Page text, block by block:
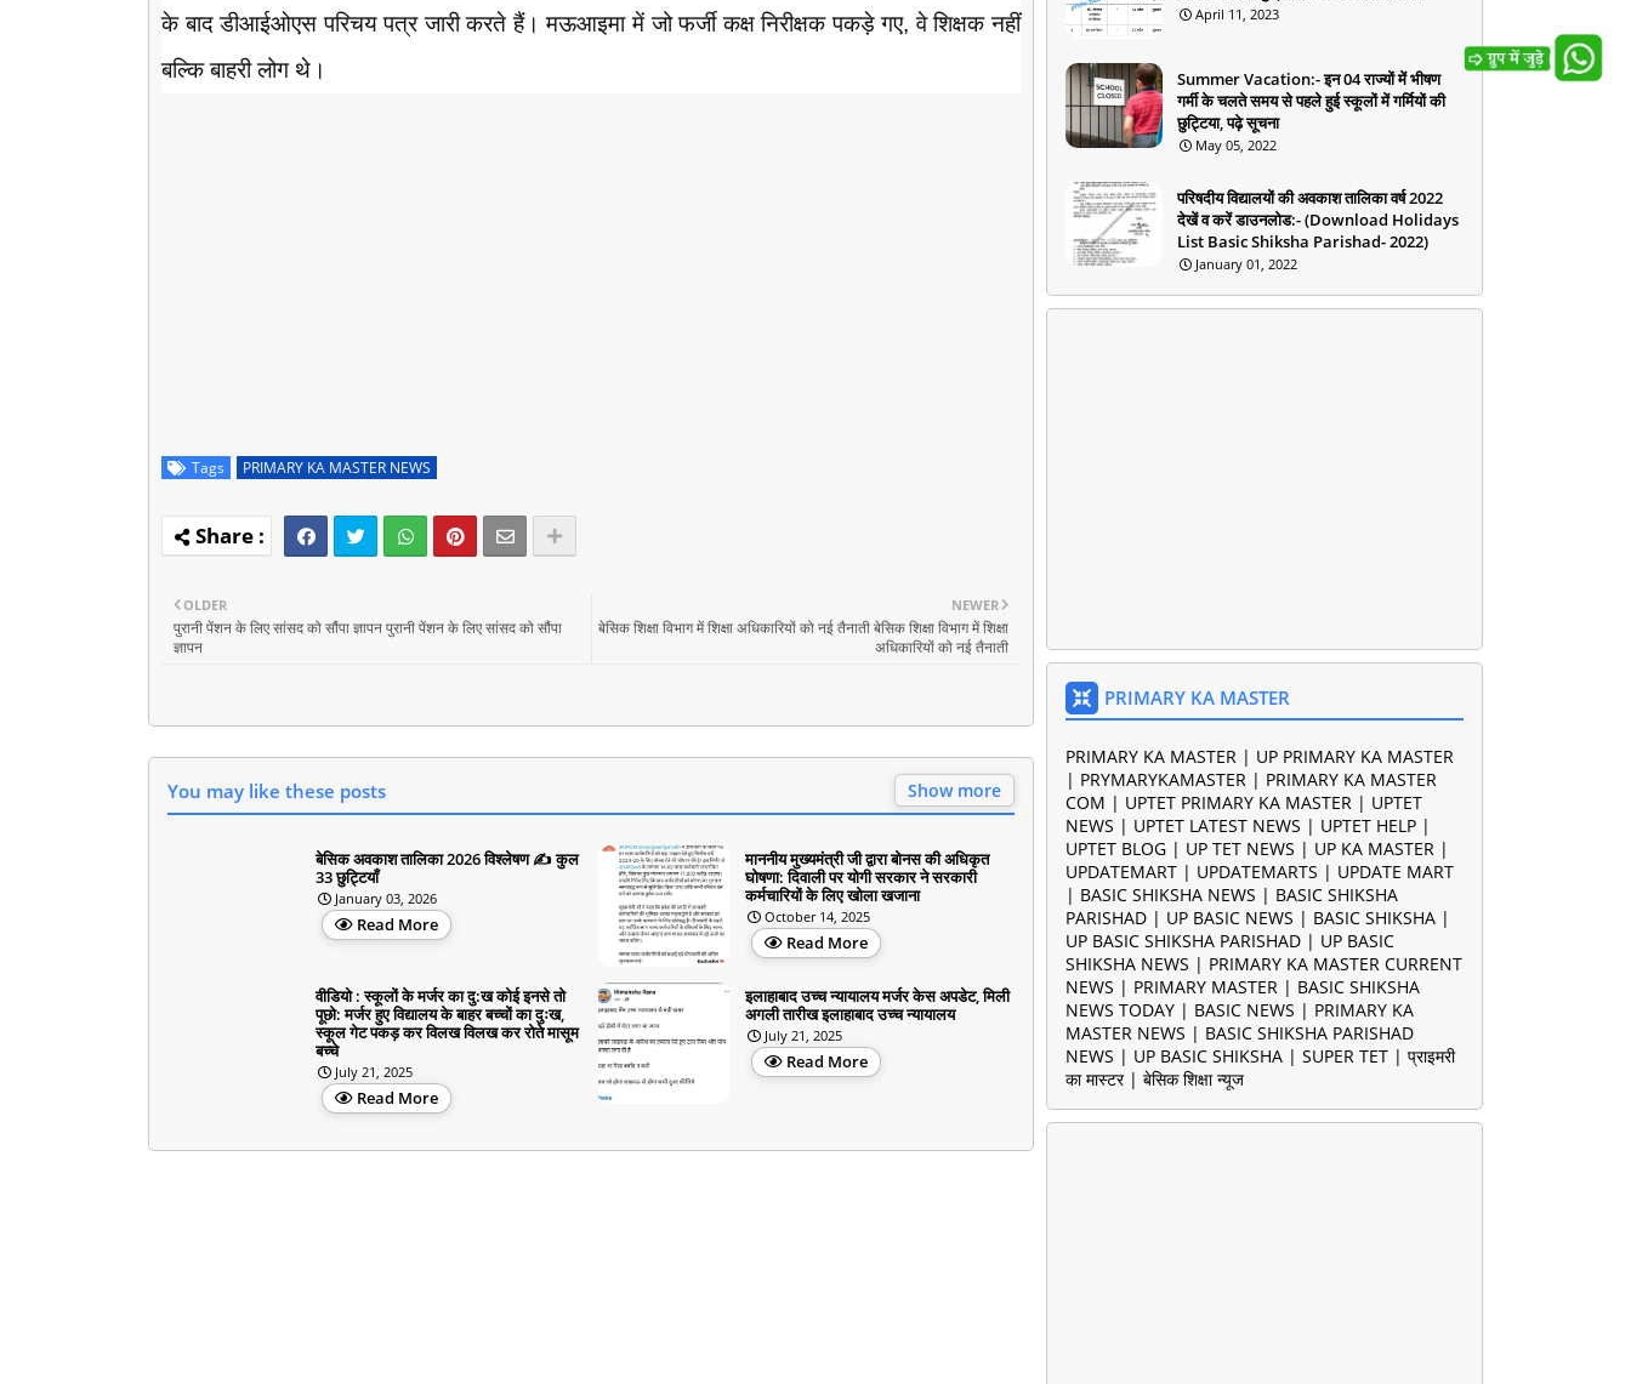
के बाद डीआईओएस परिचय पत्र जारी करते हैं। मऊआइमा में जो फर्जी कक्ष निरीक्षक पकड़े गए, वे शिक्षक नहीं
बल्कि बाहरी लोग थे।
Tags PRIMARY KA MASTER NEWS
NEWER
बेसिक शिक्षा विभाग में शिक्षा अधिकारियों को नई तैनाती बेसिक शिक्षा विभाग में शिक्षा
अधिकारियों को नई तैनाती
OLDER
पुरानी पेंशन के लिए सांसद को सौंपा ज्ञापन पुरानी पेंशन के लिए सांसद को सौंपा
ज्ञापन
You may like these posts Show more
बेसिक अवकाश तालिका 2026 विश्लेषण ✍️ कुल
33 छुट्टियाँ
January 03, 2026
Read More
माननीय मुख्यमंत्री जी द्वारा बोनस की अधिकृत
घोषणा: दिवाली पर योगी सरकार ने सरकारी
कर्मचारियों के लिए खोला खजाना
October 14, 2025
Read More
वीडियो : स्कूलों के मर्जर का दु:ख कोई इनसे तो
पूछो: मर्जर हुए विद्यालय के बाहर बच्चों का दुःख,
स्कूल गेट पकड़ कर विलख विलख कर रोते मासूम
बच्चे
July 21, 2025
Read More
इलाहाबाद उच्च न्यायालय मर्जर केस अपडेट, मिली
अगली तारीख इलाहाबाद उच्च न्यायालय
July 21, 2025
Read More
April 11, 2023
Summer Vacation:- इन 04 राज्यों में भीषण
गर्मी के चलते समय से पहले हुई स्कूलों में गर्मियों की
छुट्टिया, पढ़े सूचना
May 05, 2022
परिषदीय विद्यालयों की अवकाश तालिका वर्ष 2022
देखें व करें डाउनलोड:- (Download Holidays
List Basic Shiksha Parishad- 2022)
January 01, 2022
PRIMARY KA MASTER
PRIMARY KA MASTER | UP PRIMARY KA MASTER
| PRYMARYKAMASTER | PRIMARY KA MASTER
COM | UPTET PRIMARY KA MASTER | UPTET
NEWS | UPTET LATEST NEWS | UPTET HELP |
UPTET BLOG | UP TET NEWS | UP KA MASTER |
UPDATEMART | UPDATEMARTS | UPDATE MART
| BASIC SHIKSHA NEWS | BASIC SHIKSHA
PARISHAD | UP BASIC NEWS | BASIC SHIKSHA |
UP BASIC SHIKSHA PARISHAD | UP BASIC
SHIKSHA NEWS | PRIMARY KA MASTER CURRENT
NEWS | PRIMARY MASTER | BASIC SHIKSHA
NEWS TODAY | BASIC NEWS | PRIMARY KA
MASTER NEWS | BASIC SHIKSHA PARISHAD
NEWS | UP BASIC SHIKSHA | SUPER TET | प्राइमरी
का मास्टर | बेसिक शिक्षा न्यूज